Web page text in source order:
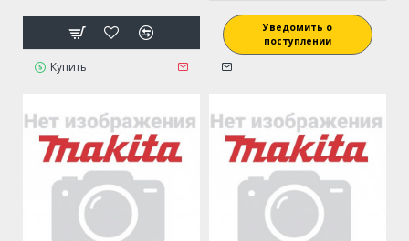
Купить
Уведомить о
поступлении